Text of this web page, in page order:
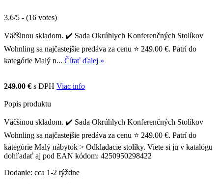
3.6/5 - (16 votes)
Väčšinou skladom. ✔️ Sada Okrúhlych Konferenčných Stolíkov
Wohnling sa najčastejšie predáva za cenu ⭐ 249.00 €. Patrí do
kategórie Malý n... Čítať ďalej »
249.00 € s DPH Viac info
Popis produktu
Väčšinou skladom. ✔️ Sada Okrúhlych Konferenčných Stolíkov
Wohnling sa najčastejšie predáva za cenu ⭐ 249.00 €. Patrí do
kategórie Malý nábytok > Odkladacie stolíky. Viete si ju v katalógu
dohľadať aj pod EAN kódom: 4250950298422
Dodanie: cca 1-2 týždne